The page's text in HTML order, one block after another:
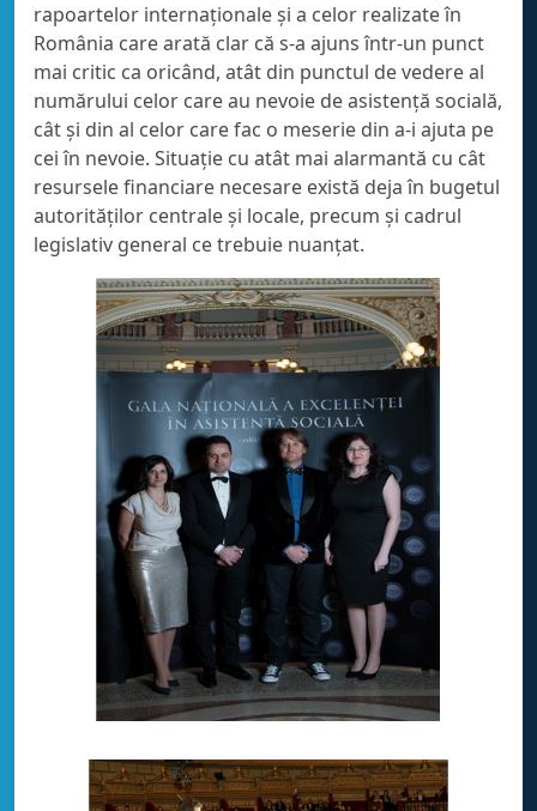
rapoartelor internaționale și a celor realizate în
România care arată clar că s-a ajuns într-un punct
mai critic ca oricând, atât din punctul de vedere al
numărului celor care au nevoie de asistență socială,
cât și din al celor care fac o meserie din a-i ajuta pe
cei în nevoie. Situație cu atât mai alarmantă cu cât
resursele financiare necesare există deja în bugetul
autorităților centrale și locale, precum și cadrul
legislativ general ce trebuie nuanțat.